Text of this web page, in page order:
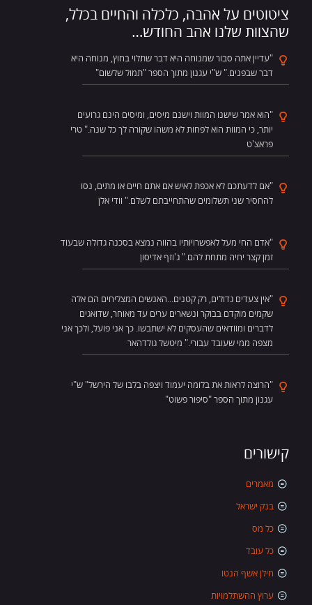
ציטוטים על אהבה, כלכלה והחיים בכלל,
שהצוות שלנו אהב החודש…
"עדיין אתה סבור שמנוחה היא דבר שתלוי בחוץ, מנוחה היא
דבר שבפנים." ש"י עגנון מתוך הספר "תמול שלשום"
"הוא אמר שישנו המוות וישנם מיסים, ומיסים הינם גרועים
יותר, כי המוות הוא לפחות לא משהו שקורה לך כל שנה." טרי
פראצ'ט
"אם לדעתכם לא אכפת לאיש אם אתם חיים או מתים, נסו
להחסיר שני תשלומים שהתחייבתם לשלם." וודי אלן
"אדם החי מעל לאפשרויותיו בהווה נמצא בסכנה גדולה שבעוד
זמן קצר יחיה מתחת להם." ג'וזף אדיסון
"אין צעדים גדולים, רק קטנים...האנשים המצליחים הם אלה
שקמים מוקדם בבוקר ונשארים ערים עד מאוחר, שדואגים
לדברים ומוודאים שהעסקים לא ישתבשו. כך אני פועל, ולכך אני
מצפה ממי שעובד עבורי." מיטשל גולדהאר
"הרוצה לראות את בלומה יעמוד ויצפה בלבו של הירשל" ש"י
עגנון מתוך הספר "סיפור פשוט"
קישורים
מאמרים
בנק ישראל
כל מס
כל עובד
חילן אשף הנטו
ערוץ ההשתלמויות